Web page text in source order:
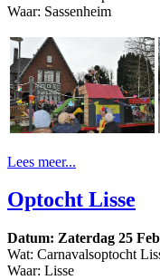
Waar: Sassenheim
Lees meer...
Optocht Lisse
Datum: Zaterdag 25
Wat: Carnavalsoptocht
Waar: Lisse